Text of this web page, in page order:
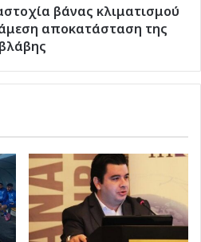
βάνας κλιματισμού
αποκατάσταση της
βλάβης